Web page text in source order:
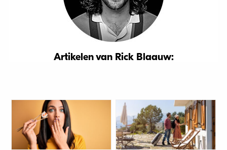
Artikelen van Rick Blaauw: